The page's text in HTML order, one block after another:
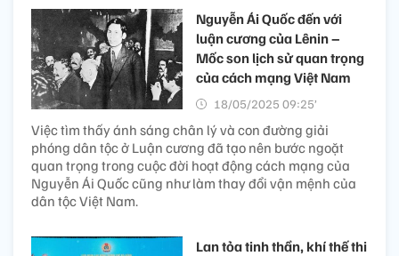
Nguyễn Ái Quốc đến với
luận cương của Lênin –
Mốc son lịch sử quan trọng
của cách mạng Việt Nam
18/05/2025 09:25’
Việc tìm thấy ánh sáng chân lý và con đường giải
phóng dân tộc ở Luận cương đã tạo nên bước ngoặt
quan trọng trong cuộc đời hoạt động cách mạng của
Nguyễn Ái Quốc cũng như làm thay đổi vận mệnh của
dân tộc Việt Nam.
Lan tỏa tinh thần, khí thế thi